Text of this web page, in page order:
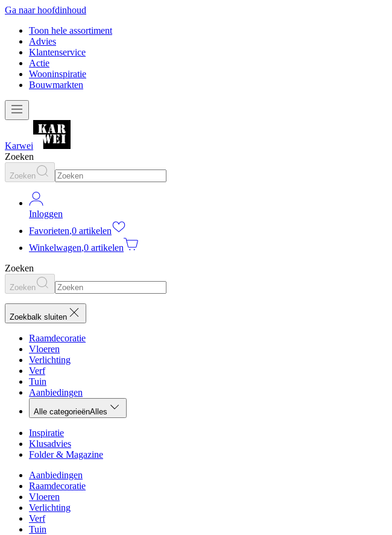
Ga naar hoofdinhoud
Toon hele assortiment
Advies
Klantenservice
Actie
Wooninspiratie
Bouwmarkten
Karwei
Zoeken
Zoeken
Inloggen
Favorieten,0 artikelen
Winkelwagen,0 artikelen
Zoeken
Zoeken
Zoekbalk sluiten
Raamdecoratie
Vloeren
Verlichting
Verf
Tuin
Aanbiedingen
Alle categorieënAlles
Inspiratie
Klusadvies
Folder & Magazine
Aanbiedingen
Raamdecoratie
Vloeren
Verlichting
Verf
Tuin